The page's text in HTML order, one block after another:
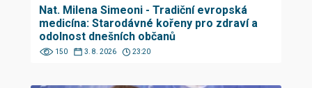
Nat. Milena Simeoni - Tradiční evropská
medicína: Starodávné kořeny pro zdraví a
odolnost dnešních občanů
150 3. 8. 2026 23:20